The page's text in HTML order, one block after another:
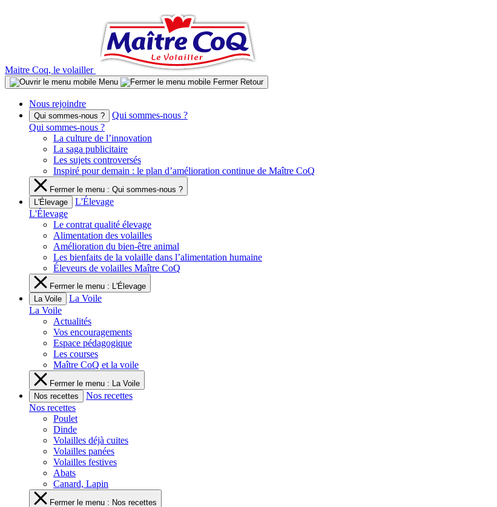
Maitre Coq, le volailler
Menu Fermer Retour
Nous rejoindre
Qui sommes-nous ?
Qui sommes-nous ?
Qui sommes-nous ?
La culture de l’innovation
La saga publicitaire
Les sujets controversés
Inspiré pour demain : le plan d’amélioration continue de Maître CoQ
Fermer le menu : Qui sommes-nous ?
L'Élevage
L'Élevage
L'Élevage
Le contrat qualité élevage
Alimentation des volailles
Amélioration du bien-être animal
Les bienfaits de la volaille dans l’alimentation humaine
Éleveurs de volailles Maître CoQ
Fermer le menu : L'Élevage
La Voile
La Voile
La Voile
Actualités
Vos encouragements
Espace pédagogique
Les courses
Maître CoQ et la voile
Fermer le menu : La Voile
Nos recettes
Nos recettes
Nos recettes
Poulet
Dinde
Volailles déjà cuites
Volailles panées
Volailles festives
Abats
Canard, Lapin
Fermer le menu : Nos recettes